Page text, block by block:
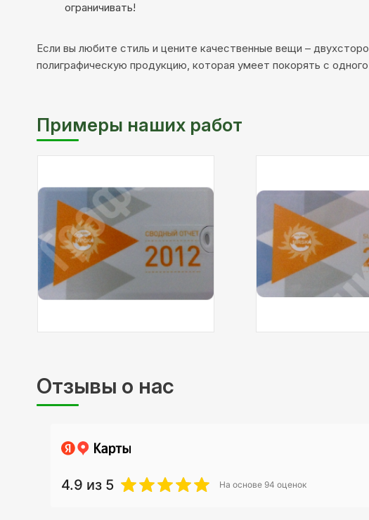
ограничивать!
Если вы любите стиль и цените качественные вещи –
полиграфическую продукцию, которая умеет покорять с
Примеры наших работ
Описание:флешка-визитка Описание: флешка-
Отзывы о нас
4.9 из 5 На основе 94 оценок